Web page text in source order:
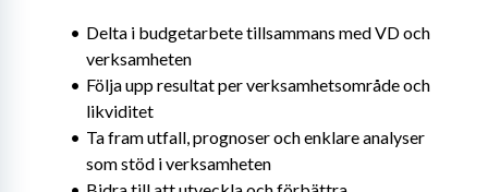
Delta i budgetarbete tillsammans med VD och
verksamheten
Följa upp resultat per verksamhetsområde och
likviditet
Ta fram utfall, prognoser och enklare analyser
som stöd i verksamheten